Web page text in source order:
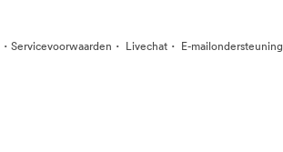
· Servicevoorwaarden · Livechat · E-mailondersteuning